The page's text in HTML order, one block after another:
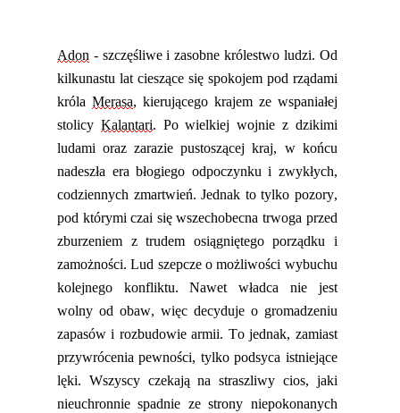
Adon - szczęśliwe i zasobne królestwo ludzi. Od
kilkunastu lat cieszące się spokojem pod rządami
króla Merasa, kierującego krajem ze wspaniałej
stolicy Kalantari. Po wielkiej wojnie z dzikimi
ludami oraz zarazie pustoszącej kraj, w końcu
nadeszła era błogiego odpoczynku i zwykłych,
codziennych zmartwień. Jednak to tylko pozory,
pod którymi czai się wszechobecna trwoga przed
zburzeniem z trudem osiągniętego porządku i
zamożności. Lud szepcze o możliwości wybuchu
kolejnego konfliktu. Nawet władca nie jest
wolny od obaw, więc decydujeo gromadzeniu
zapasów i rozbudowie armii. To jednak, zamiast
przywrócenia pewności, tylko podsyca istniejące
lęki. Wszyscy czekają na straszliwy cios, jaki
nieuchronnie spadnie ze strony niepokonanych